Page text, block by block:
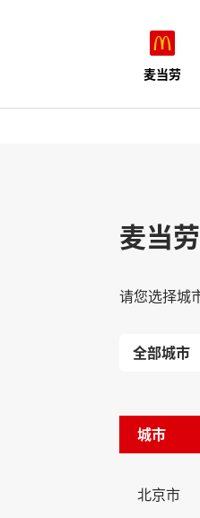
麦当劳
麦当
请您选择城
城市
北京市